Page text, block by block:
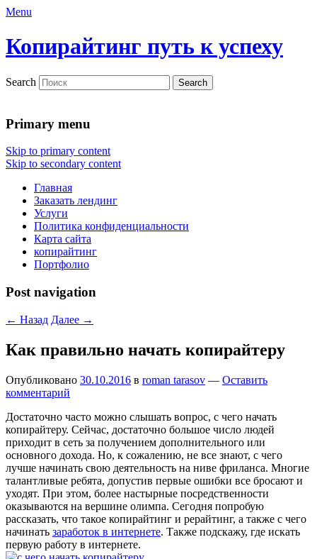
Menu
Копирайтинг путь к успеху
Search
Primary menu
Skip to primary content
Skip to secondary content
Главная
Заказать лендинг
Услуги
Политика конфиденциальности
Карта сайта
копирайтинг
Портфолио
Post navigation
← Назад Далее →
Как правильно начать копирайтеру
Опубликовано 30.10.2016 в roman tarasov — Оставить
комментарий
Достаточно часто можно слышать вопрос, с чего начать
копирайтеру. Сейчас, достаточно большое число людей
приходит в сеть за получением дополнительного или
основного дохода. Но, к сожалению, не все знают, с чего
лучше начинать свою деятельность на ниве фриланса. Многие
талантливые ребята, допустив первые ошибки все бросают и
уходят. При этом, более настырные посредственности
оказываются на вершине олимпа. Сегодня попробую
рассказать, что такое копирайтинг и рерайтинг, а также с чего
начинать заработок в интернете. Также подскажу, где искать
первую работу в интернете.